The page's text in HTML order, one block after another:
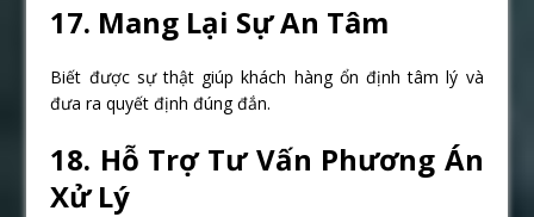
17. Mang Lại Sự An Tâm
Biết được sự thật giúp khách hàng ổn định tâm lý và
đưa ra quyết định đúng đắn.
18. Hỗ Trợ Tư Vấn Phương Án
Xử Lý